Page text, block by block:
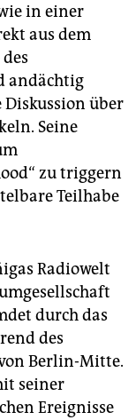
in einer
aus dem
andächtig
Diskussion über
Seine
zu triggern
Teilhabe
Radiowelt
durch das
des
Berlin-Mitte.
seiner
Ereignisse